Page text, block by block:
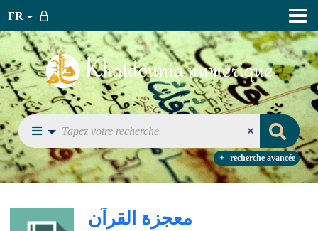
FR
recherche avancée
معجزة القرآن